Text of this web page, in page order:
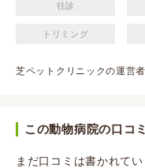
往診
トリミング
芝ペットクリニックの運営
この動物病院の口コ
まだ口コミは書かれて